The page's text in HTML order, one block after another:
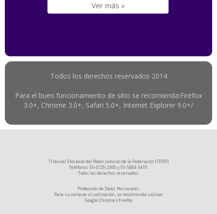
Ver más »
Todos los derechos reservados 2014
Para el buen funcionamiento de sitio se recomienda:Firefox
3.0+, Chrome 3.0+, Safari 5.0+, Internet Explorer 9.0+/
Tribunal Electoral del Poder Judicial de la Federación (TEPJF)
Teléfonos 55-5728-2300 y 55-5484-5410.
Todos los derechos reservados.
Protección de Datos Personales
Para su correcta visualización, se recomienda utilizar
Google Chrome o Firefox